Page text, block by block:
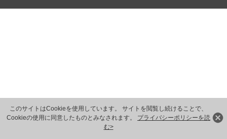
このサイトはCookieを使用しています。 サイトを閲覧し続けることで、
Cookieの使用に同意したものとみなされます。 プライバシーポリシーを読
む>